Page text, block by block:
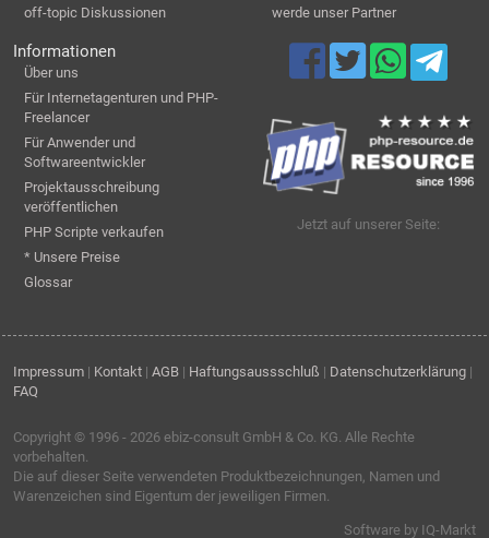
off-topic Diskussionen
werde unser Partner
Informationen
Über uns
Für Internetagenturen und PHP-
Freelancer
Für Anwender und
Softwareentwickler
Projektausschreibung
veröffentlichen
PHP Scripte verkaufen
* Unsere Preise
Glossar
Jetzt auf unserer Seite:
Impressum | Kontakt | AGB | Haftungsaussschluß | Datenschutzerklärung |
FAQ
Copyright © 1996 - 2026 ebiz-consult GmbH & Co. KG. Alle Rechte
vorbehalten.
Die auf dieser Seite verwendeten Produktbezeichnungen, Namen und
Warenzeichen sind Eigentum der jeweiligen Firmen.
Software by IQ-Markt